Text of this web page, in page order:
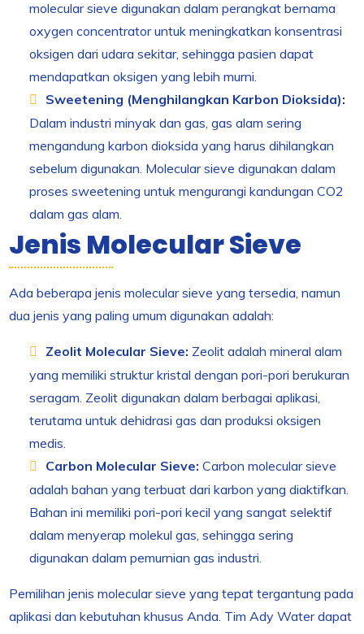
molecular sieve digunakan dalam perangkat bernama
oxygen concentrator untuk meningkatkan konsentrasi
oksigen dari udara sekitar, sehingga pasien dapat
mendapatkan oksigen yang lebih murni.
Sweetening (Menghilangkan Karbon Dioksida):
Dalam industri minyak dan gas, gas alam sering
mengandung karbon dioksida yang harus dihilangkan
sebelum digunakan. Molecular sieve digunakan dalam
proses sweetening untuk mengurangi kandungan CO2
dalam gas alam.
Jenis Molecular Sieve
Ada beberapa jenis molecular sieve yang tersedia, namun
dua jenis yang paling umum digunakan adalah:
Zeolit Molecular Sieve: Zeolit adalah mineral alam
yang memiliki struktur kristal dengan pori-pori berukuran
seragam. Zeolit digunakan dalam berbagai aplikasi,
terutama untuk dehidrasi gas dan produksi oksigen
medis.
Carbon Molecular Sieve: Carbon molecular sieve
adalah bahan yang terbuat dari karbon yang diaktifkan.
Bahan ini memiliki pori-pori kecil yang sangat selektif
dalam menyerap molekul gas, sehingga sering
digunakan dalam pemurnian gas industri.
Pemilihan jenis molecular sieve yang tepat tergantung pada
aplikasi dan kebutuhan khusus Anda. Tim Ady Water dapat